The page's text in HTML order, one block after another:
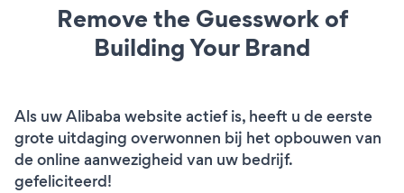
Remove the Guesswork of
Building Your Brand
Als uw Alibaba website actief is, heeft u de eerste
grote uitdaging overwonnen bij het opbouwen van
de online aanwezigheid van uw bedrijf.
gefeliciteerd!